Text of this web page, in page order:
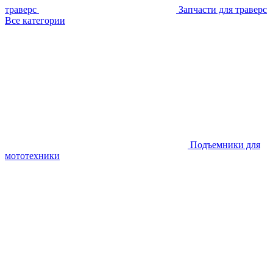
траверс
Запчасти для траверс
Все категории
Подъемники для
мототехники